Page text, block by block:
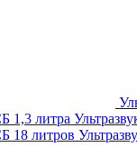
1,3 литра
18 литров